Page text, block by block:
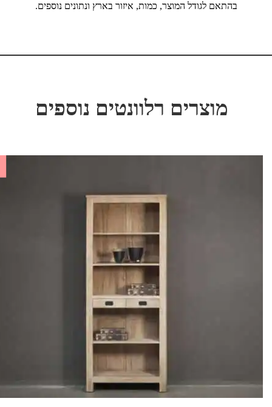
בהתאם לגודל המוצר, כמות, איזור בארץ ונתונים נוספים.
מוצרים רלוונטים נוספים